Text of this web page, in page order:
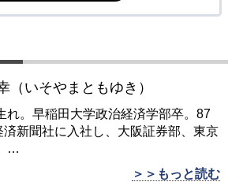
（いそやまともゆき）
れ。早稲田大学政治経済学部卒。87
済新聞社に入社し、大阪証券部、東京
…
＞＞もっと読む